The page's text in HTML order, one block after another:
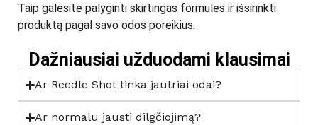
Taip galėsite palyginti skirtingas formules ir išsirinkti
produktą pagal savo odos poreikius.
Dažniausiai užduodami klausimai
Ar Reedle Shot tinka jautriai odai?
Ar normalu jausti dilgčiojimą?